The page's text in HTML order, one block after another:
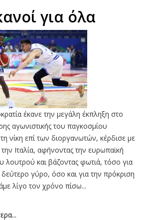
για όλα
έκανε την μεγάλη έκπληξη στο
αγωνιστικής του παγκοσμίου
νίκη επί των διοργανωτών, κέρδισε με
Ιταλία, αφήνοντας την ευρωπαϊκή
λουτρού και βάζοντας φωτιά, τόσο για
γύρο, όσο και για την πρόκριση
λίγο τον χρόνο πίσω...